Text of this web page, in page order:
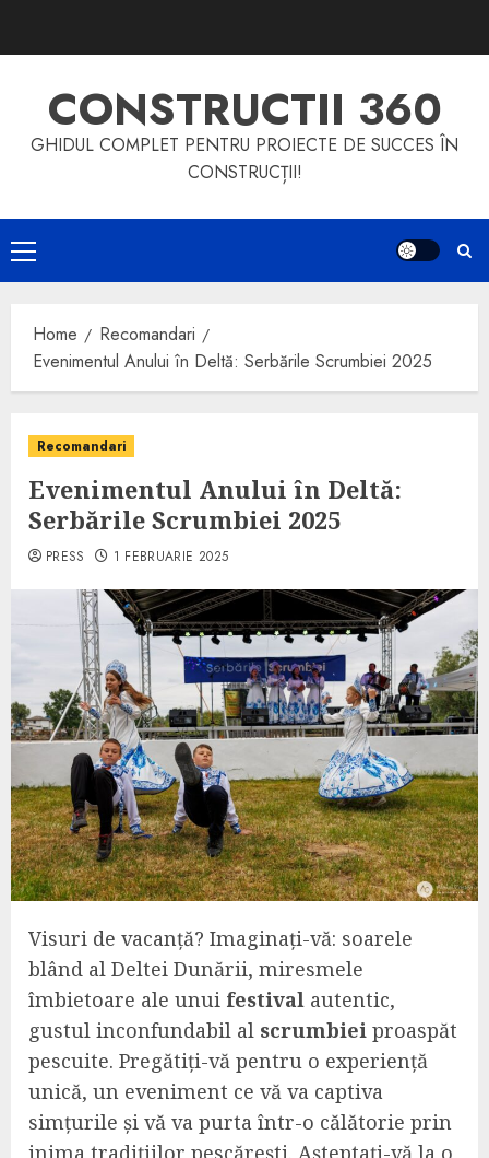
CONSTRUCTII 360
GHIDUL COMPLET PENTRU PROIECTE DE SUCCES ÎN
CONSTRUCȚII!
Primary
Menu
Home
Recomandari
Evenimentul Anului în Deltă: Serbările Scrumbiei 2025
Recomandari
Evenimentul Anului în Deltă:
Serbările Scrumbiei 2025
PRESS 1 FEBRUARIE 2025
Visuri de vacanță? Imaginați-vă: soarele
blând al Deltei Dunării, miresmele
îmbietoare ale unui festival autentic,
gustul inconfundabil al scrumbiei proaspăt
pescuite. Pregătiți-vă pentru o experiență
unică, un eveniment ce vă va captiva
simțurile și vă va purta într-o călătorie prin